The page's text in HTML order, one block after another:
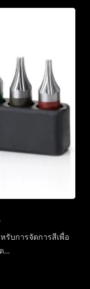
รับการจัดการสีเพื่อ
...